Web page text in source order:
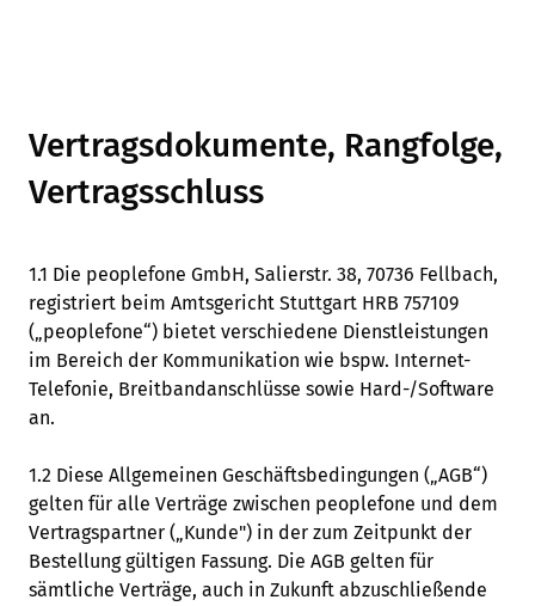
Vertragsdokumente, Rangfolge,
Vertragsschluss
1.1 Die peoplefone GmbH, Salierstr. 38, 70736 Fellbach,
registriert beim Amtsgericht Stuttgart HRB 757109
(„peoplefone“) bietet verschiedene Dienstleistungen
im Bereich der Kommunikation wie bspw. Internet-
Telefonie, Breitbandanschlüsse sowie Hard-/Software
an.
1.2 Diese Allgemeinen Geschäftsbedingungen („AGB“)
gelten für alle Verträge zwischen peoplefone und dem
Vertragspartner („Kunde") in der zum Zeitpunkt der
Bestellung gültigen Fassung. Die AGB gelten für
sämtliche Verträge, auch in Zukunft abzuschließende